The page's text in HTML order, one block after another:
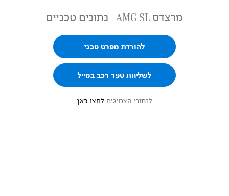
מרצדסAMG SL- נתונים טכניים
להורדת מפרט טכני
לשליחת ספר רכב במייל
לנתוני הצמיגיםלחצו כאן